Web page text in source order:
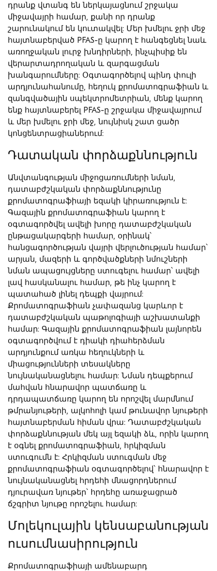
դրանք վտանգ են ներկայացնում շրջակա
միջավայրի համար, քանի որ դրանք
շարունակում են կուտակվել: Մեր խմելու ջրի մեջ
հայտնաբերված PFAS-ը կարող է հանգեցնել նաև
առողջական լուրջ խնդիրների, ինչպիսիք են
վերարտադրողական և զարգացման
խանգարումները: Օգտագործելով պինդ փուլի
արդյունահանումը, հեղուկ քրոմատոգրաֆիան և
զանգվածային սպեկտրոմետրիան, մենք կարող
ենք հայտնաբերել PFAS-ը շրջակա միջավայրում
և մեր խմելու ջրի մեջ, նույնիսկ շատ ցածր
կոնցենտրացիաներում:
Դատական փորձաքննություն
Անվտանգության միջոցառումների նման,
դատաբժշկական փորձաքննությունը
քրոմատոգրաֆիայի եզակի կիրառություն է:
Գազային քրոմատոգրաֆիան կարող է
օգտագործվել ավելի խորը դատաբժշկական
ընթացակարգերի համար, օրինակ՝
հանցագործության վայրի վերլուծության համար՝
արյան, մազերի և գործվածքների նմուշների
նման ապացույցները ստուգելու համար՝ ավելի
լավ հասկանալու համար, թե ինչ կարող է
պատահած լինել դեպքի վայրում:
Քրոմատոգրաֆիան չափազանց կարևոր է
դատաբժշկական պաթոլոգիայի աշխատանքի
համար: Գազային քրոմատոգրաֆիան լայնորեն
օգտագործվում է դիակի դիահերձման
արդյունքում առկա հեղուկների և
միացությունների տեսակները
նույնականացնելու համար: Նման դեպքերում
մահվան հնարավոր պատճառը և
դրդապատճառը կարող են որոշվել մարմնում
թմրանյութերի, ալկոհոլի կամ թունավոր նյութերի
հայտնաբերման հիման վրա: Դատաբժշկական
փորձաքննության մեկ այլ եզակի ձև, որին կարող
է օգնել քրոմատոգրաֆիան, հրկիզման
ստուգումն է: Հրկիզման ստուգման մեջ
քրոմատոգրաֆիան օգտագործելով՝ հնարավոր է
նույնականացնել հրդեհի մնացորդներում
դյուրավառ նյութեր՝ հրդեհը առաջացրած
ճշգրիտ նյութը որոշելու համար:
Մոլեկուլային կենսաբանության
ուսումնասիրություն
Քրոմատոգրաֆիայի ամենաբարդ